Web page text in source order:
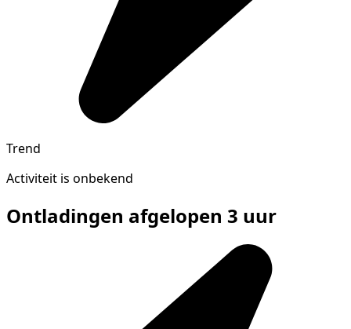
Trend
Activiteit is onbekend
Ontladingen afgelopen 3 uur